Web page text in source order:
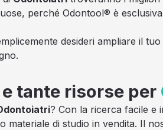
perché Odontool® è
desideri ampliare il
tante risorse per
? Con la ricerca facile e
materiale di studio in vendita. Il